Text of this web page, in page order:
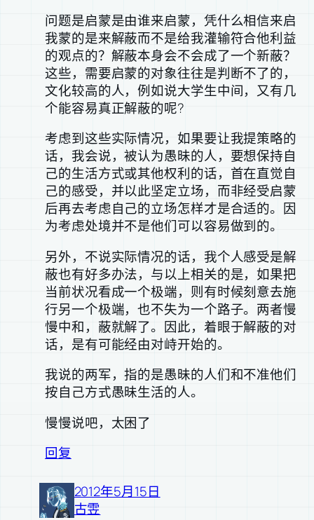
问题是启蒙是由谁来启蒙，凭什么相信来启
我蒙的是来解蔽而不是给我灌输符合他利益
的观点的？解蔽本身会不会成了一个新蔽？
这些，需要启蒙的对象往往是判断不了的，
文化较高的人，例如说大学生中间，又有几
个能容易真正解蔽的呢?
考虑到这些实际情况，如果要让我提策略的
话，我会说，被认为愚昧的人，要想保持自
己的生活方式或其他权利的话，首在直觉自
己的感受，并以此坚定立场，而非经受启蒙
后再去考虑自己的立场怎样才是合适的。因
为考虑处境并不是他们可以容易做到的。
另外，不说实际情况的话，我个人感受是解
蔽也有好多办法，与以上相关的是，如果把
当前状况看成一个极端，则有时候刻意去施
行另一个极端，也不失为一个路子。两者慢
慢中和，蔽就解了。因此，着眼于解蔽的对
话，是有可能经由对峙开始的。
我说的两军，指的是愚昧的人们和不准他们
按自己方式愚昧生活的人。
慢慢说吧，太困了
回复
2012年5月15日
古雴